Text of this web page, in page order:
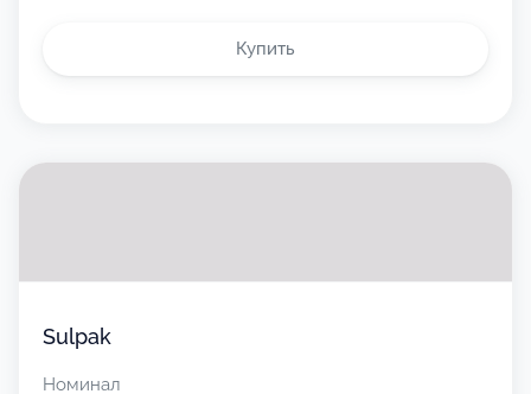
Купить
Sulpak
Номинал